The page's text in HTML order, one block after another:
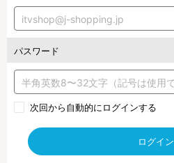
パスワード
次回から自動的にログインする
ログイン